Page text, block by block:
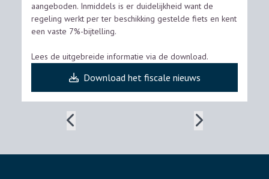
aangeboden. Inmiddels is er duidelijkheid want de
regeling werkt per ter beschikking gestelde fiets en kent
een vaste 7%-bijtelling.
Lees de uitgebreide informatie via de download.
Download het fiscale nieuws